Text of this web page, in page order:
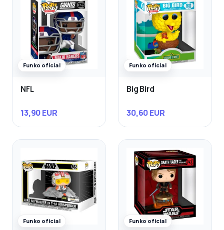
Funko oficial
NFL
13,90 EUR
Funko oficial
Big Bird
30,60 EUR
Funko oficial Funko oficial